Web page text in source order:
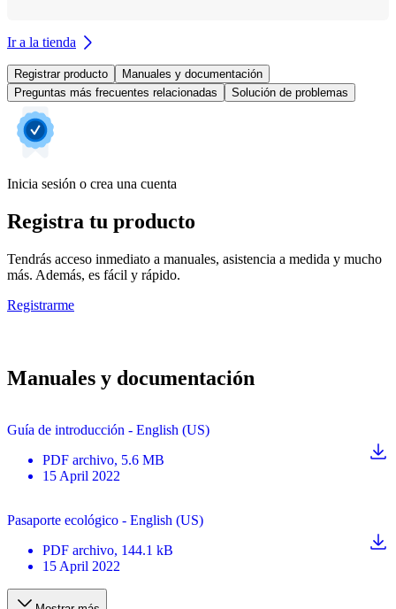
Ir a la tienda
Registrar producto
Manuales y documentación
Preguntas más frecuentes relacionadas
Solución de problemas
Inicia sesión o crea una cuenta
Registra tu producto
Tendrás acceso inmediato a manuales, asistencia a medida y mucho
más. Además, es fácil y rápido.
Registrarme
Manuales y documentación
Guía de introducción - English (US)
PDF archivo, 5.6 MB
15 April 2022
Pasaporte ecológico - English (US)
PDF archivo, 144.1 kB
15 April 2022